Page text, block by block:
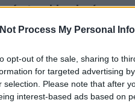
Process My Personal
opt-out of the sale, sharing to
for targeted advertising
selection. Please note that after
interest-based ads based on
trackback címe:
api/trackback/id/
Kommentek:
felhasználói tartalomnak
nem vállal, azokat nem ellenőrzi.
feltételekben és az